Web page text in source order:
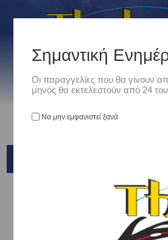
ΚΑΣΕΛΑΚΙΑ
ΚΑΣΕΛΑΚΙΑ - ΚΑΣΕΤΙΝΕΣ /
Σημαντική
Οι παραγγελίες που θα γίνουν
μηνός θα εκτελεστούν από 24
Να μην εμφανιστεί ξανά